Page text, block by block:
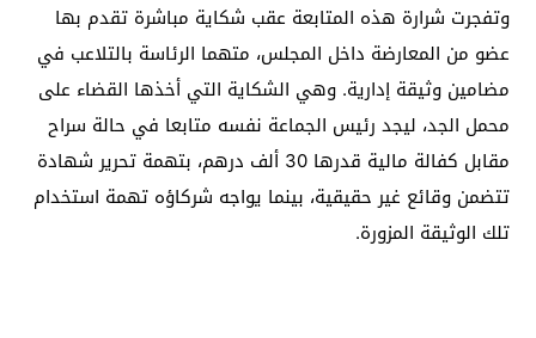
وتفجرت شرارة هذه المتابعة عقب شكاية مباشرة تقدم بها
عضو من المعارضة داخل المجلس، متهما الرئاسة بالتلاعب في
مضامين وثيقة إدارية. وهي الشكاية التي أخذها القضاء على
محمل الجد، ليجد رئيس الجماعة نفسه متابعا في حالة سراح
مقابل كفالة مالية قدرها 30 ألف درهم، بتهمة تحرير شهادة
تتضمن وقائع غير حقيقية، بينما يواجه شركاؤه تهمة استخدام
تلك الوثيقة المزورة.